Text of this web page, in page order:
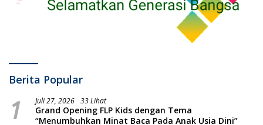
Berita Popular
1 Juli 27, 2026 33 Lihat
Grand Opening FLP Kids dengan Tema
“Menumbuhkan Minat Baca Pada Anak Usia Dini”